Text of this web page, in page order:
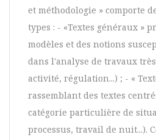
et méthodologie » comporte
types : - «Textes généraux »
modèles et des notions
dans l'analyse de travaux
activité, régulation...) ; - «
rassemblant des textes
catégorie particulière de
processus, travail de nuit...).